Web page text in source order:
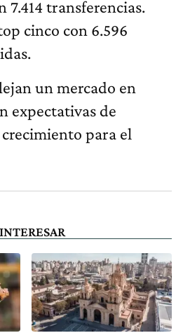
7.414 transferencias.
cinco con 6.596
un mercado en
expectativas de
para el